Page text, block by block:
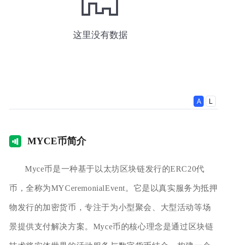
MYCE币简介
Myce币是一种基于以太坊区块链发行的ERC20代
币，全称为MYCeremonialEvent。它是以真实服务为抵押
物发行的加密货币，专注于为小型聚会、大型活动等场
景提供支付解决方案。Myce币的核心理念是通过区块链